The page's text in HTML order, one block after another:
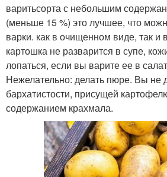
варитьсорта с небольшим
(меньше 15 %) это лучшее, что
варки. как в очищенном виде, так и
картошка не разварится в супе,
лопаться, если вы варите ее в
Нежелательно: делать пюре. Вы не
бархатистости, присущей
содержанием крахмала.